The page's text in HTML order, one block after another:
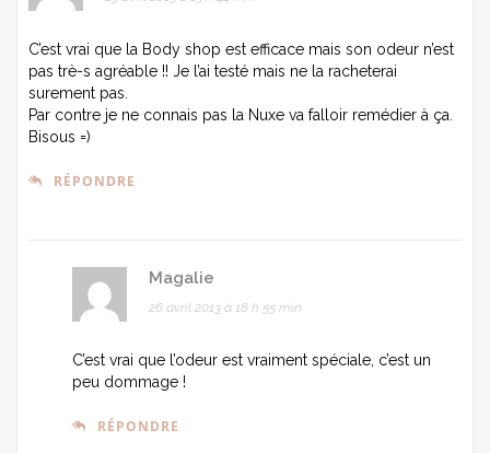
C’est vrai que la Body shop est efficace mais son odeur n’est
pas trè-s agréable !! Je l’ai testé mais ne la racheterai
surement pas.
Par contre je ne connais pas la Nuxe va falloir remédier à ça.
Bisous =)
RÉPONDRE
Magalie
26 avril 2013 à 18 h 55 min
C’est vrai que l’odeur est vraiment spéciale, c’est un
peu dommage !
RÉPONDRE